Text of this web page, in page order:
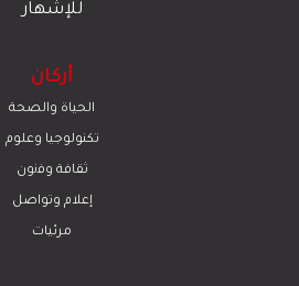
للإشهار
أركان
الحياة والصحة
تكنولوجيا وعلوم
ﺛﻘﺎﻓﺔ وﻓﻧون
إعلام وتواصل
مرئيات